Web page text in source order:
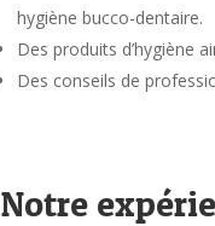
hygiène bucco-dentaire.
Des produits d’hygiène
Des conseils de
Notre